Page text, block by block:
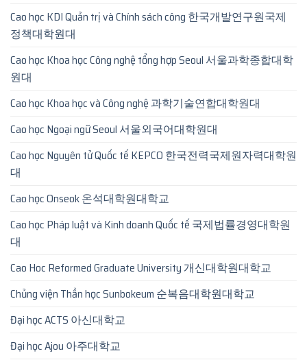
Cao học KDI Quản trị và Chính sách công 한국개발연구원국제
정책대학원대
Cao học Khoa học Công nghệ tổng hợp Seoul 서울과학종합대학
원대
Cao học Khoa học và Công nghệ 과학기술연합대학원대
Cao học Ngoại ngữ Seoul 서울외국어대학원대
Cao học Nguyên tử Quốc tế KEPCO 한국전력국제원자력대학원
대
Cao học Onseok 온석대학원대학교
Cao học Pháp luật và Kinh doanh Quốc tế 국제법률경영대학원
대
Cao Hoc Reformed Graduate University 개신대학원대학교
Chủng viện Thần học Sunbokeum 순복음대학원대학교
Đại học ACTS 아신대학교
Đại học Ajou 아주대학교